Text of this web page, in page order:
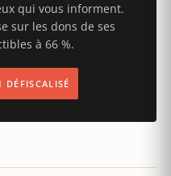
qui vous informent.
sur les dons de ses
à 66 %.